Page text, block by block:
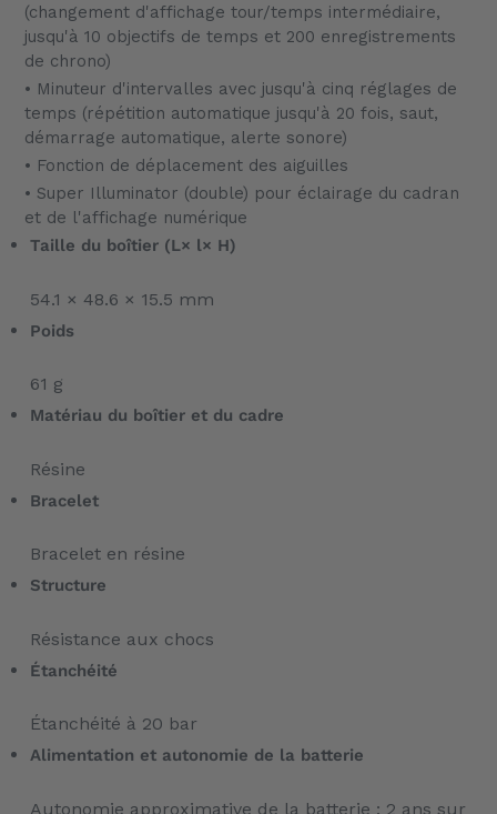
(changement d'affichage tour/temps intermédiaire,
jusqu'à 10 objectifs de temps et 200 enregistrements
de chrono)
• Minuteur d'intervalles avec jusqu'à cinq réglages de
temps (répétition automatique jusqu'à 20 fois, saut,
démarrage automatique, alerte sonore)
• Fonction de déplacement des aiguilles
• Super Illuminator (double) pour éclairage du cadran
et de l'affichage numérique
Taille du boîtier (L× l× H)
54.1 × 48.6 × 15.5 mm
Poids
61 g
Matériau du boîtier et du cadre
Résine
Bracelet
Bracelet en résine
Structure
Résistance aux chocs
Étanchéité
Étanchéité à 20 bar
Alimentation et autonomie de la batterie
Autonomie approximative de la batterie : 2 ans sur